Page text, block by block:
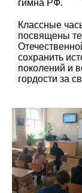
гимна РФ.
Классные
посвящены
сохранить
поколений и
гордости за